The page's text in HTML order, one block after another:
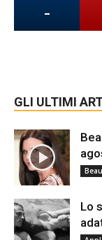
-
GLI ULTIMI
Lo